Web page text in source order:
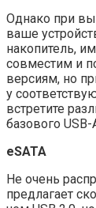
Однако при
ваше
накопитель,
совместим и
версиям, но
у
встретите
базового USB-
eSATA
Не очень
предлагает